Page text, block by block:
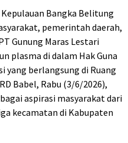
Kepulauan Bangka Belitung
pemerintah daerah,
Gunung Maras Lestari
plasma di dalam Hak Guna
yang berlangsung di Ruang
Babel, Rabu (3/6/2026),
aspirasi masyarakat dari
kecamatan di Kabupaten